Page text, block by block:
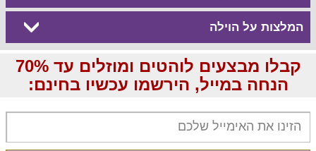
המלצות על הוילה
קבלו מבצעים לוהטים ומוזלים עד 70%
הנחה במייל, הירשמו עכשיו בחינם: